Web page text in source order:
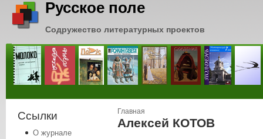
Русское поле
Содружество литературных проектов
Ссылки
О журнале
Вы здесь
Главная
Алексей КОТОВ